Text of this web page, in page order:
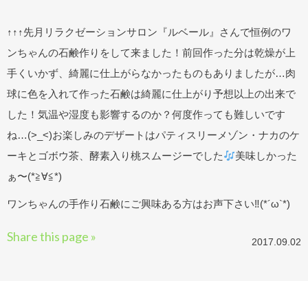
↑↑↑先月リラクゼーションサロン『ルベール』さんで恒例のワ
ンちゃんの石鹸作りをして来ました！前回作った分は乾燥が上
手くいかず、綺麗に仕上がらなかったものもありましたが…肉
球に色を入れて作った石鹸は綺麗に仕上がり予想以上の出来で
した！気温や湿度も影響するのか？何度作っても難しいです
ね…(>_<)お楽しみのデザートはパティスリーメゾン・ナカのケ
ーキとゴボウ茶、酵素入り桃スムージーでした
美味しかった
ぁ〜(*≧∀≦*)
ワンちゃんの手作り石鹸にご興味ある方はお声下さい‼︎(*´ω`*)
Share this page » 2017.09.02